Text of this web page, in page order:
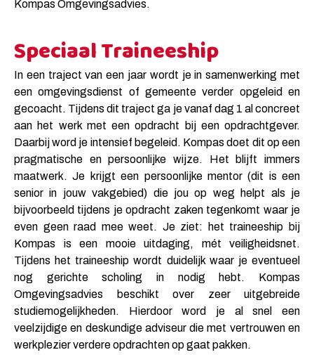
Kompas Omgevingsadvies.
Speciaal Traineeship
In een traject van een jaar wordt je in samenwerking met
een omgevingsdienst of gemeente verder opgeleid en
gecoacht. Tijdens dit traject ga je vanaf dag 1 al concreet
aan het werk met een opdracht bij een opdrachtgever.
Daarbij word je intensief begeleid. Kompas doet dit op een
pragmatische en persoonlijke wijze. Het blijft immers
maatwerk. Je krijgt een persoonlijke mentor (dit is een
senior in jouw vakgebied) die jou op weg helpt als je
bijvoorbeeld tijdens je opdracht zaken tegenkomt waar je
even geen raad mee weet. Je ziet: het traineeship bij
Kompas is een mooie uitdaging, mét veiligheidsnet.
Tijdens het traineeship wordt duidelijk waar je eventueel
nog gerichte scholing in nodig hebt. Kompas
Omgevingsadvies beschikt over zeer uitgebreide
studiemogelijkheden. Hierdoor word je al snel een
veelzijdige en deskundige adviseur die met vertrouwen en
werkplezier verdere opdrachten op gaat pakken.